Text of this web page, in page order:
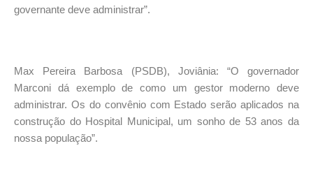
governante deve administrar”.
Max Pereira Barbosa (PSDB), Joviânia: “O governador
Marconi dá exemplo de como um gestor moderno deve
administrar. Os do convênio com Estado serão aplicados na
construção do Hospital Municipal, um sonho de 53 anos da
nossa população”.